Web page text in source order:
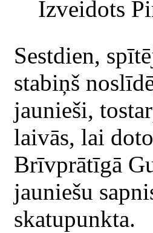
Izveidots
Sestdien,
stabiņš
jaunieši,
laivās, lai
Brīvprātīgā
jauniešu
skatupunkta.